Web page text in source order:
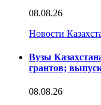
08.08.26
Новости
Вузы
грантов;
08.08.26